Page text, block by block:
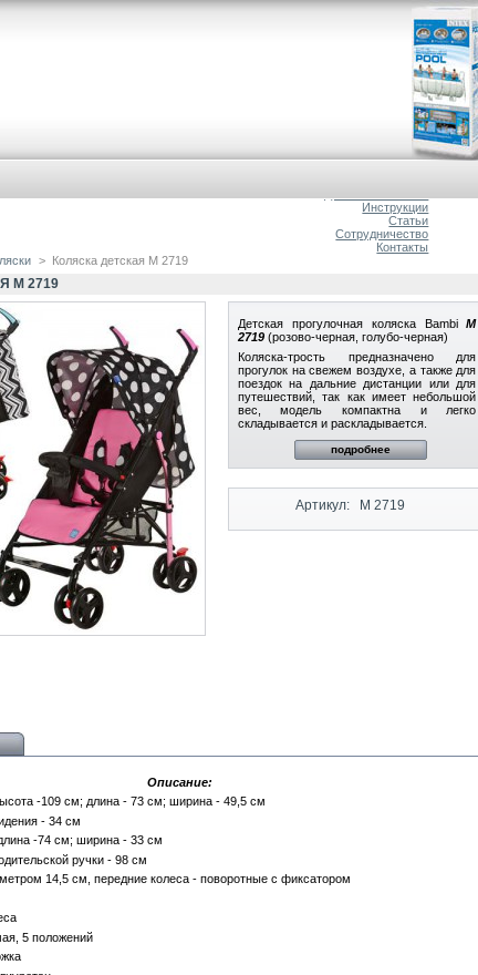
Инструкции
Статьи
Сотрудничество
Контакты
> Коляска детская M 2719
M 2719
Детская прогулочная коляска BambiM
2719(розово-черная, голубо-черная)
Коляска-трость предназначено для
прогулок на свежем воздухе, а также для
поездок на дальние дистанции или для
путешествий, так как имеет небольшой
вес, модель компактна и легко
складывается и раскладывается.
подробнее
Артикул: M 2719
Описание:
-109 см; длина - 73 см; ширина - 49,5 см
- 34 см
-74 см; ширина - 33 см
ручки - 98 см
14,5 см, передние колеса - поворотные с фиксатором
5 положений